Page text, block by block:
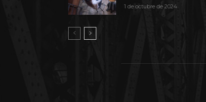
1 de octubre de 2024